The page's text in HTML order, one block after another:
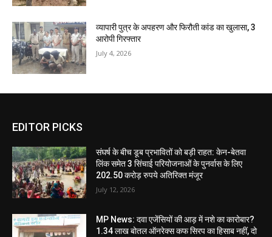
व्यापारी पुत्र के अपहरण और फिरौती कांड का खुलासा, 3
आरोपी गिरफ्तार
July 4, 2026
EDITOR PICKS
संघर्ष के बीच डूब प्रभावितों को बड़ी राहत: केन-बेतवा
लिंक समेत 3 सिंचाई परियोजनाओं के पुनर्वास के लिए
202.50 करोड़ रुपये अतिरिक्त मंजूर
July 12, 2026
MP News: दवा एजेंसियों की आड़ में नशे का कारोबार?
1.34 लाख बोतल ऑनरेक्स कफ सिरप का हिसाब नहीं, दो